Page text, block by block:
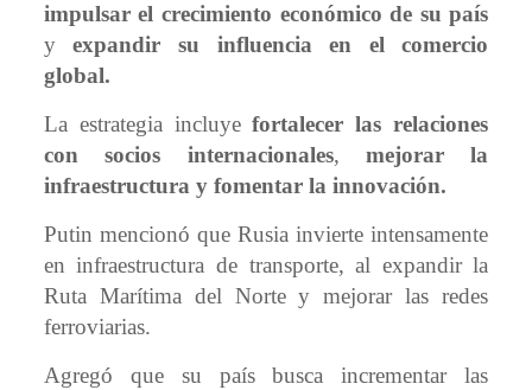
impulsar el crecimiento económico de su país
yexpandir su influencia en el comercio
global.
La estrategia incluyefortalecer las relaciones
con socios
internacionales, mejorar la
infraestructura y fomentar la innovación.
Putin mencionó que Rusia invierte intensamente
en infraestructura de transporte, al expandir la
Ruta Marítima del Norte y mejorar las redes
ferroviarias.
Agregó que su país busca incrementar las